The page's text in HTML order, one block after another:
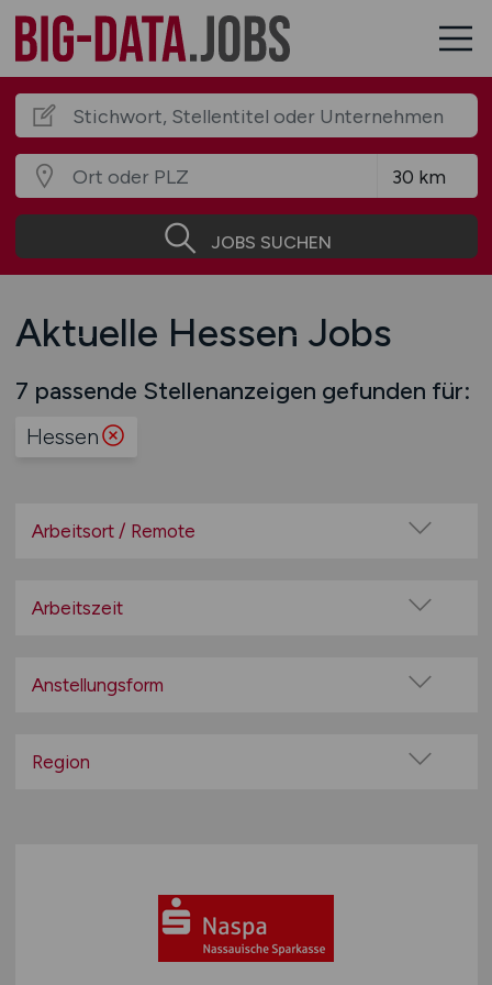
JOBS SUCHEN
Aktuelle Hessen Jobs
7 passende Stellenanzeigen gefunden für:
Hessen
Arbeitsort / Remote
Home-Office möglich / Hybrid
Remote aus dem Ausland möglich
Arbeitszeit
Teilzeit
Anstellungsform
befristete Anstellung
geringfügige Beschäftigung / Minijob
Berufseinstieg / Trainee
Region